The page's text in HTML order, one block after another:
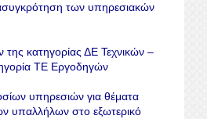
των υπηρεσιακών
κατηγορίας ΔΕ Τεχνικών –
ΤΕ Εργοδηγών
υπηρεσιών για θέματα
υπαλλήλων στο εξωτερικό